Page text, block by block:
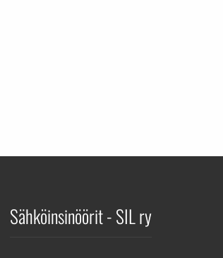
Sähköinsinöörit - SIL ry